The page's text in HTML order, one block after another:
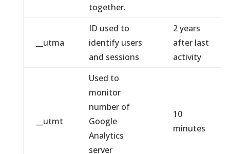
together.
__utma
ID used to
identify users
and sessions
2 years
after last
activity
__utmt
Used to
monitor
number of
Google
Analytics
server
10
minutes